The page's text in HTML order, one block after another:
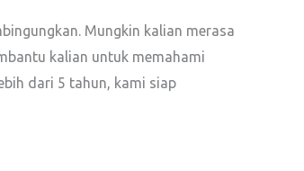
Mungkin kalian merasa
kalian untuk memahami
dari 5 tahun, kami siap